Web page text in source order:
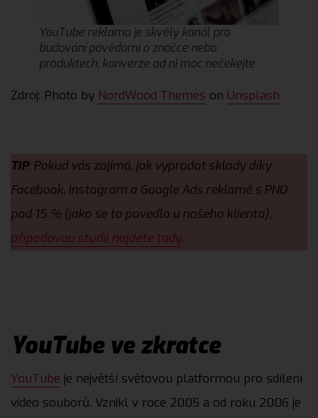
YouTube reklama je skvělý kanál pro
budování povědomí o značce nebo
produktech, konverze od ni moc nečekejte
Zdroj: Photo by NordWood Themes on Unsplash
TIP: Pokud vás zajímá, jak vyprodat sklady díky
Facebook, Instagram a Google Ads reklamě s PNO
pod 15 % (jako se to povedlo u našeho klienta),
případovou studii najdete tady.
YouTube ve zkratce
YouTube je největší světovou platformou pro sdílení
video souborů. Vznikl v roce 2005 a od roku 2006 je